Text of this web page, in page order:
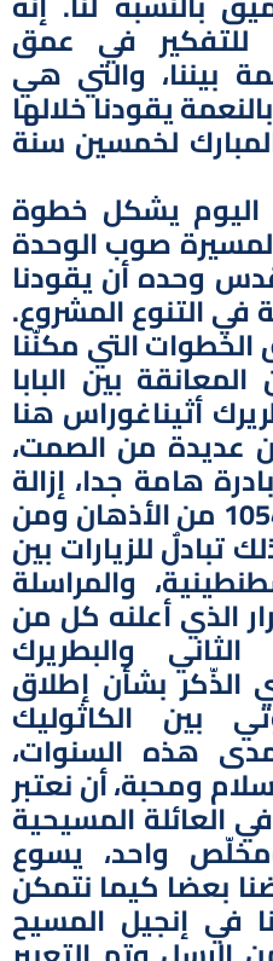
في عمق
بيننا، والتي هي
يقودنا خلالها
لخمسين سنة
اليوم يشكل خطوة
صوب الوحدة
وحده أن يقودنا
في التنوع المشروع.
التي مكنّنا
بين البابا
أثيناغوراس هنا
عديدة من الصمت،
هامة جدا، إزالة
الحرم المتبادل لعام 1054 من الأذهان ومن
تبادلٌ للزيارات بين
والمراسلة
الذي أعلنه كل من
والبطريرك
الذّكر بشأن إطلاق
بين الكاثوليك
هذه السنوات،
ومحبة، أن نعتبر
العائلة المسيحية
واحد، يسوع
بعضا كيما نتمكن
في إنجيل المسيح